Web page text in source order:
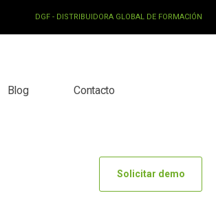
DGF - DISTRIBUIDORA GLOBAL DE FORMACIÓN
Blog Contacto
Solicitar demo